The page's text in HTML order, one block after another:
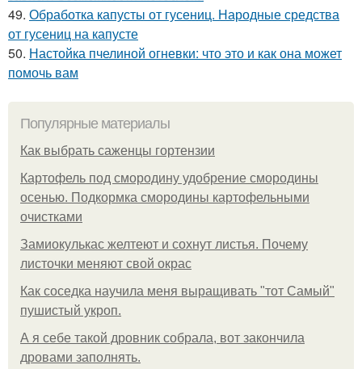
49. Обработка капусты от гусениц. Народные средства
от гусениц на капусте
50. Настойка пчелиной огневки: что это и как она может
помочь вам
Популярные материалы
Как выбрать саженцы гортензии
Картофель под смородину удобрение смородины
осенью. Подкормка смородины картофельными
очистками
Замиокулькас желтеют и сохнут листья. Почему
листочки меняют свой окрас
Как соседка научила меня выращивать "тот Самый"
пушистый укроп.
А я себе такой дровник собрала, вот закончила
дровами заполнять.